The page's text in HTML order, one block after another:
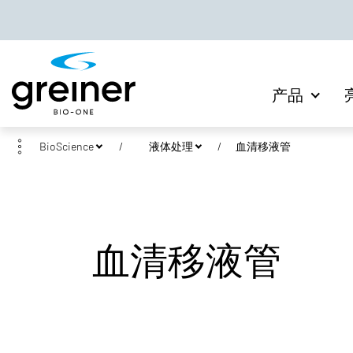
产品
BioScience 液体处理 血清移液管
血清移液管